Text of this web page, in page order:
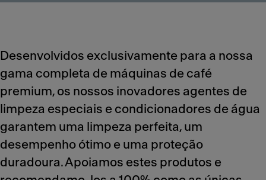
Desenvolvidos exclusivamente para a nossa
gama completa de máquinas de café
premium, os nossos inovadores agentes de
limpeza especiais e condicionadores de água
garantem uma limpeza perfeita, um
desempenho ótimo e uma proteção
duradoura. Apoiamos estes produtos e